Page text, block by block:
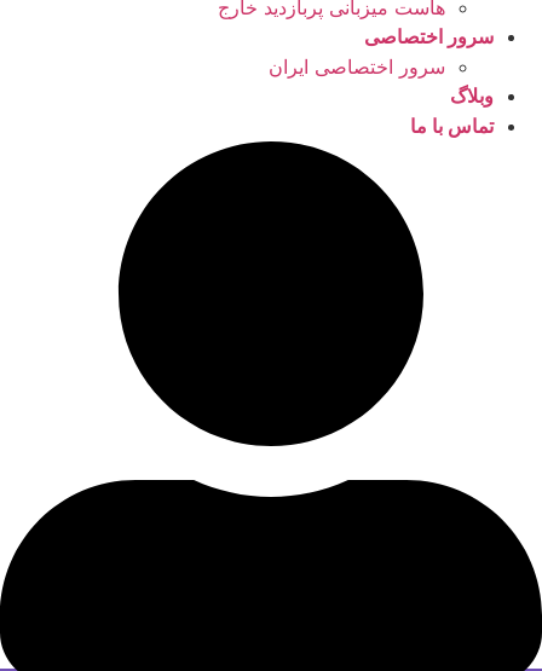
هاست میزبانی پربازدید خارج
سرور اختصاصی
سرور اختصاصی ایران
وبلاگ
تماس با ما